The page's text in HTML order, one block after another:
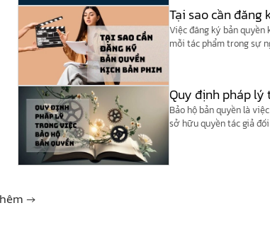
Tại sao cần đăng
Việc đăng ký bản quyền
mỗi tác phẩm trong sự
Quy định pháp lý
Bảo hộ bản quyền là
sở hữu quyền tác giả
→